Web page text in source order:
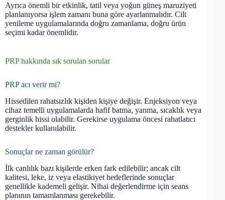
Ayrıca önemli bir etkinlik, tatil veya yoğun güneş maruziyeti
planlanıyorsa işlem zamanı buna göre ayarlanmalıdır. Cilt
yenileme uygulamalarında doğru zamanlama, doğru ürün
seçimi kadar önemlidir.
PRP hakkında sık sorulan sorular
PRP acı verir mi?
Hissedilen rahatsızlık kişiden kişiye değişir. Enjeksiyon veya
cihaz temelli uygulamalarda hafif batma, yanma, sıcaklık veya
gerginlik hissi olabilir. Gerekirse uygulama öncesi rahatlatıcı
destekler kullanılabilir.
Sonuçlar ne zaman görülür?
İlk canlılık bazı kişilerde erken fark edilebilir; ancak cilt
kalitesi, leke, iz veya elastikiyet hedeflerinde sonuçlar
genellikle kademeli gelişir. Nihai değerlendirme için seans
planının tamamlanması gerekebilir.